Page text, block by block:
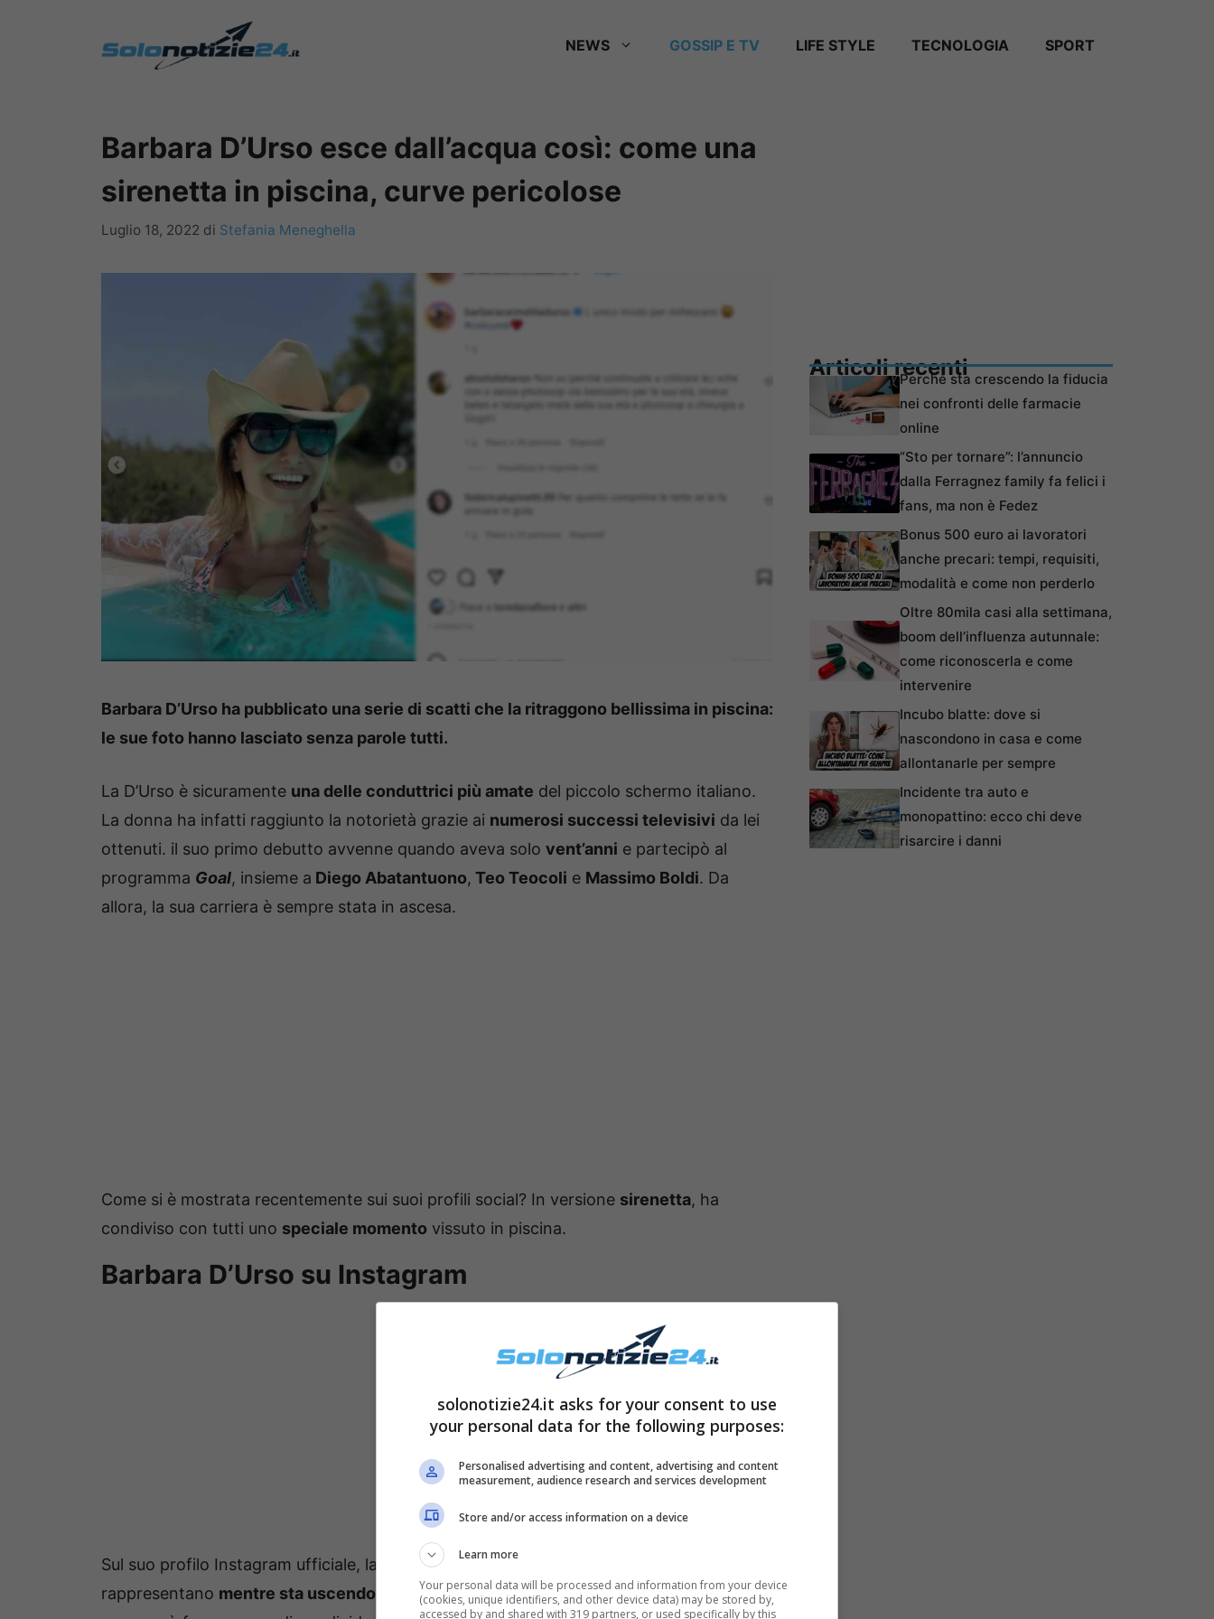
NEWS GOSSIP E TV LIFE STYLE TECNOLOGIA SPORT
Barbara D’Urso esce dall’acqua così: come una
sirenetta in piscina, curve pericolose
Luglio 18, 2022 di Stefania Meneghella
Barbara D’Urso ha pubblicato una serie di scatti che la ritraggono bellissima in piscina:
le sue foto hanno lasciato senza parole tutti.
La D’Urso è sicuramente una delle conduttrici più amate del piccolo schermo italiano.
La donna ha infatti raggiunto la notorietà grazie ai numerosi successi televisivi da lei
ottenuti. il suo primo debutto avvenne quando aveva solo vent’anni e partecipò al
programma Goal, insieme a Diego Abatantuono, Teo Teocoli e Massimo Boldi. Da
allora, la sua carriera è sempre stata in ascesa.
Come si è mostrata recentemente sui suoi profili social? In versione sirenetta, ha
condiviso con tutti uno speciale momento vissuto in piscina.
Barbara D’Urso su Instagram
Sul suo profilo Instagram ufficiale, la D’Urso ha postato
rappresentano mentre sta uscendo dall’acqua: la conduttrice è felicissima di trovarsi lì,
Articoli recentiPerché sta crescendo la fiducia
nei confronti delle farmacie
online
“Sto per tornare”: l’annuncio
dalla Ferragnez family fa felici i
fans, ma non è Fedez
Bonus 500 euro ai lavoratori
anche precari: tempi, requisiti,
modalità e come non perderlo
Oltre 80mila casi alla settimana,
boom dell’influenza autunnale:
come riconoscerla e come
intervenire
Incubo blatte: dove si
nascondono in casa e come
allontanarle per sempre
Incidente tra auto e
monopattino: ecco chi deve
risarcire i danni
solonotizie24.it asks for your consent to use
your personal data for the following purposes:
Personalised advertising and content, advertising and content
measurement, audience research and services development
Store and/or access information on a device
Learn more
Your personal data will be processed and information from your device
(cookies, unique identifiers, and other device data) may be stored by,
accessed by and shared with 319 partners, or used specifically by this